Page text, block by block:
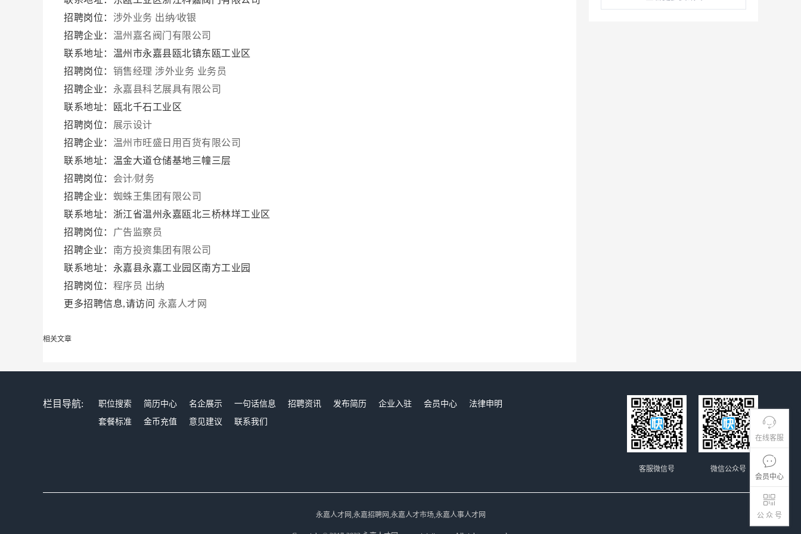
在线客服
会员中心
公 众 号
招聘岗位： 涉外业务 出纳∕收银
招聘企业： 温州嘉名阀门有限公司
联系地址：温州市永嘉县瓯北镇东瓯工业区
招聘岗位： 销售经理 涉外业务 业务员
招聘企业： 永嘉县科艺展具有限公司
联系地址：瓯北千石工业区
招聘岗位： 展示设计
招聘企业： 温州市旺盛日用百货有限公司
联系地址：温金大道仓储基地三幢三层
招聘岗位： 会计∕财务
招聘企业： 蜘蛛王集团有限公司
联系地址：浙江省温州永嘉瓯北三桥林垟工业区
招聘岗位： 广告监察员
招聘企业： 南方投资集团有限公司
联系地址：永嘉县永嘉工业园区南方工业园
招聘岗位： 程序员 出纳
更多招聘信息,请访问 永嘉人才网
相关文章
栏目导航: 职位搜索 简历中心 名企展示 一句话信息 招聘资讯 发布简历 企业入驻 会员中心
法律申明
套餐标准
金币充值 意见建议 联系我们
微信公众号
客服微信号
永嘉人才网,永嘉招聘网,永嘉人才市场,永嘉人事人才网